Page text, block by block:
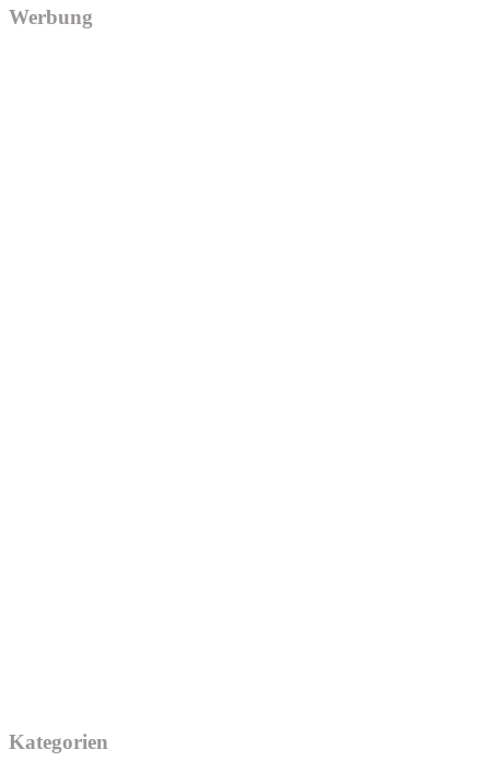
Werbung
Kategorien